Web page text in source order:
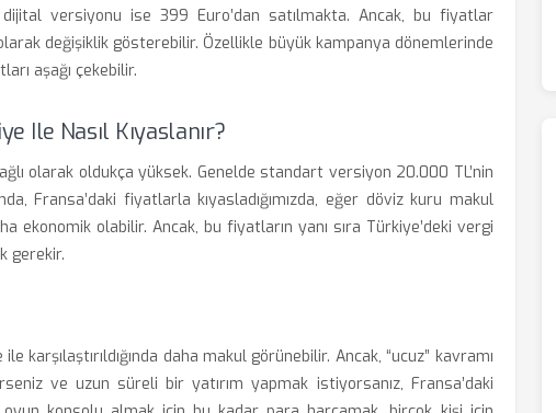
versiyonu ise 399 Euro’dan satılmakta. Ancak, bu fiyatlar
değişiklik gösterebilir. Özellikle büyük kampanya dönemlerinde
aşağı çekebilir.
Ile Nasıl Kıyaslanır?
olarak oldukça yüksek. Genelde standart versiyon 20.000 TL’nin
Fransa’daki fiyatlarla kıyasladığımızda, eğer döviz kuru makul
ekonomik olabilir. Ancak, bu fiyatların yanı sıra Türkiye’deki vergi
gerekir.
karşılaştırıldığında daha makul görünebilir. Ancak, “ucuz” kavramı
ve uzun süreli bir yatırım yapmak istiyorsanız, Fransa’daki